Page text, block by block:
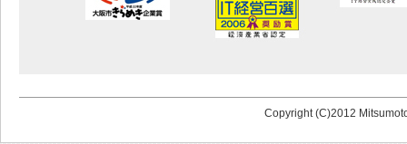
Copyright (C)2012